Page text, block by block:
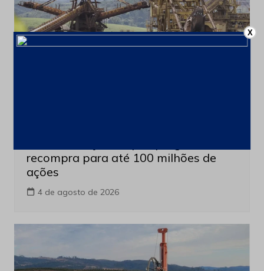
recompra para até 100 milhões de
ações
4 de agosto de 2026
X